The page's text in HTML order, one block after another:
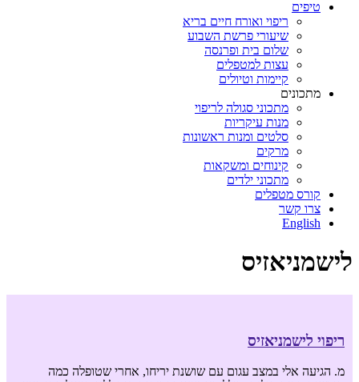
טיפים
ריפוי ואורח חיים בריא
שיעורי פרשת השבוע
שלום בית ופרנסה
עצות למטפלים
קיימות וטיולים
מתכונים
מתכוני סגולה לריפוי
מנות עיקריות
סלטים ומנות ראשונות
מרקים
קינוחים ומשקאות
מתכוני ילדים
קורס מטפלים
צרו קשר
English
לישמניאזיס
ריפוי לישמניאזיס
מ. הגיעה אלי במצב עגום עם שושנת יריחו, אחרי שטופלה כמה